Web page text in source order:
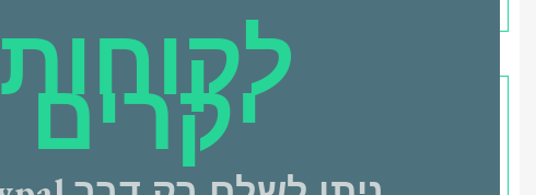
מבצע!
לקוחות
יקרים